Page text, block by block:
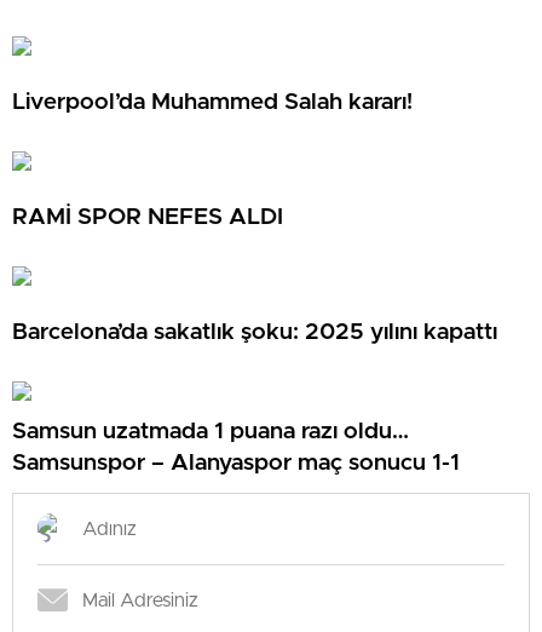
Liverpool’da Muhammed Salah kararı!
RAMİ SPOR NEFES ALDI
Barcelona’da sakatlık şoku: 2025 yılını kapattı
Samsun uzatmada 1 puana razı oldu…
Samsunspor – Alanyaspor maç sonucu 1-1